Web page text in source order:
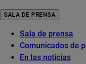
SALA DE PRENSA
Sala de prensa
Comunicados de
En las noticias